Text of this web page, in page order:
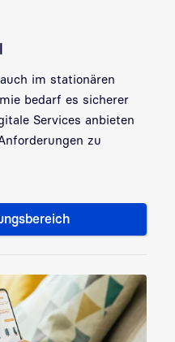
im stationären
bedarf es sicherer
Services anbieten
zu
Einzel- und